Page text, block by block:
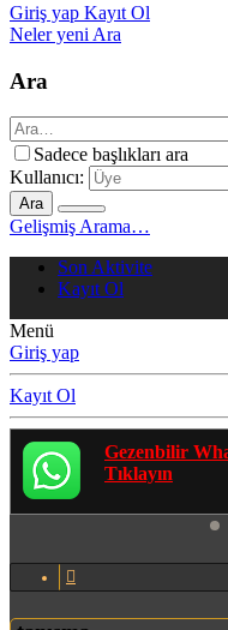
Giriş yap Kayıt Ol
Neler yeni Ara
Ara
Sadece başlıkları ara
Kullanıcı:
Ara
Gelişmiş Arama…
Son Aktivite
Kayıt Ol
Menü
Giriş yap
Kayıt Ol
Gezenbilir
Tıklayın